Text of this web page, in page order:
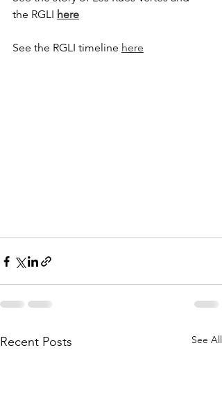
the RGLI here
See the RGLI timeline here
Recent Posts See All